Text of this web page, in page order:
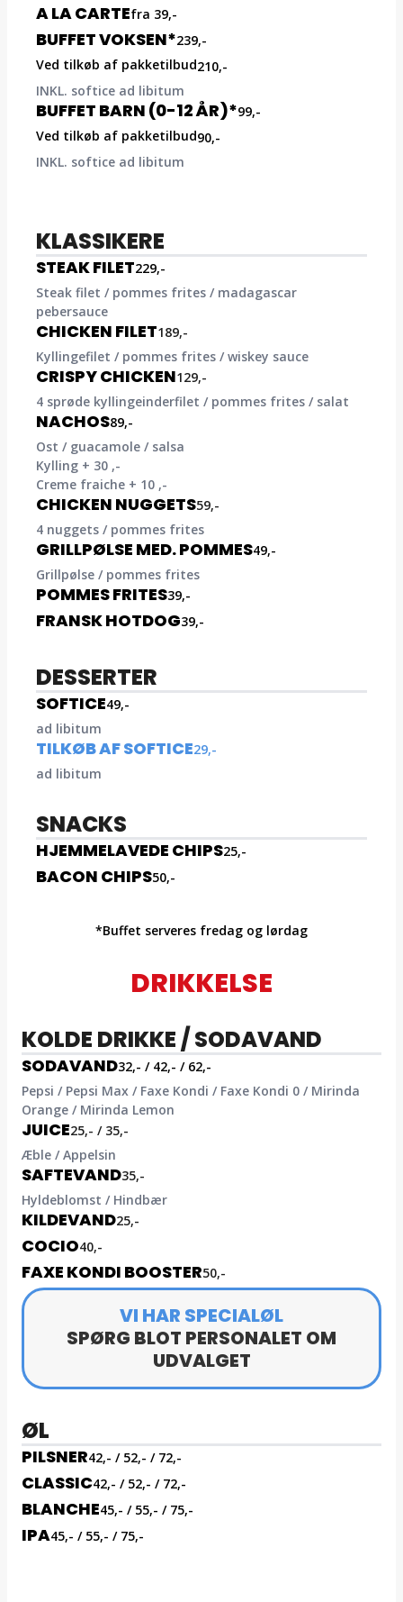
A LA CARTEfra 39,-
BUFFET VOKSEN*239,-
Ved tilkøb af pakketilbud210,-
INKL. softice ad libitum​
BUFFET BARN (0-12 ÅR)*99,-
Ved tilkøb af pakketilbud90,-
INKL. softice ad libitum​
KLASSIKERE
STEAK FILET229,-
Steak filet / pommes frites / madagascar
pebersauce
CHICKEN FILET189,-
Kyllingefilet / pommes frites / wiskey sauce
CRISPY CHICKEN129,-
4 sprøde kyllingeinderfilet / pommes frites / salat
NACHOS89,-
Ost / guacamole / salsa
Kylling + 30 ,-
Creme fraiche + 10 ,-
CHICKEN NUGGETS59,-
4 nuggets / pommes frites
GRILLPØLSE MED. POMMES49,-
Grillpølse / pommes frites
POMMES FRITES39,-
FRANSK HOTDOG39,-
DESSERTER
SOFTICE49,-
ad libitum
TILKØB AF SOFTICE29,-
ad libitum
SNACKS
HJEMMELAVEDE CHIPS25,-
BACON CHIPS50,-
*Buffet serveres fredag og lørdag
DRIKKELSE
KOLDE DRIKKE / SODAVAND
SODAVAND32,- / 42,- / 62,-
Pepsi / Pepsi Max / Faxe Kondi / Faxe Kondi 0 / Mirinda
Orange / Mirinda Lemon
JUICE25,- / 35,-
Æble / Appelsin
SAFTEVAND35,-
Hyldeblomst / Hindbær
KILDEVAND25,-
COCIO40,-
FAXE KONDI BOOSTER50,-
VI HAR SPECIALØL
SPØRG BLOT PERSONALET OM
UDVALGET
ØL
PILSNER42,- / 52,- / 72,-
CLASSIC42,- / 52,- / 72,-
BLANCHE45,- / 55,- / 75,-
IPA45,- / 55,- / 75,-